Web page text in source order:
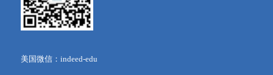
美国微信：indeed-edu